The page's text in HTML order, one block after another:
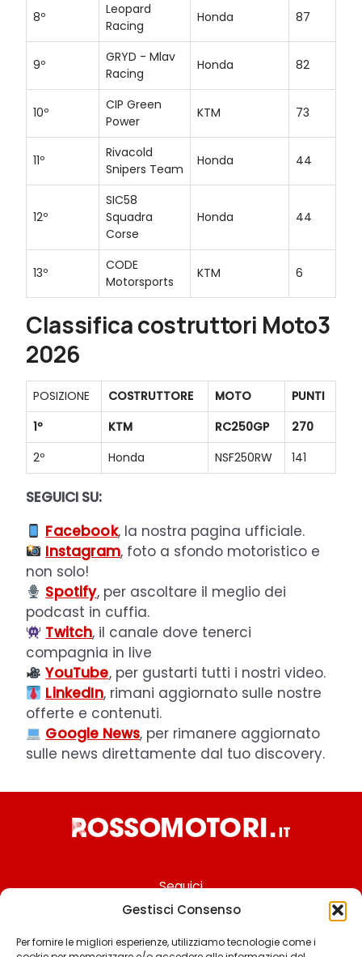
Gestisci Consenso
Per fornire le migliori esperienze, utilizziamo tecnologie come i
8º
Leopard
Racing
Honda 87
9º
GRYD - Mlav
Racing
Honda 82
10º
CIP Green
Power
KTM 73
11º
Rivacold
Snipers Team
Honda 44
12º
SIC58
Squadra
Corse
Honda 44
13º
CODE
Motorsports
KTM 6
Classifica costruttori Moto3
2026
POSIZIONE COSTRUTTORE MOTO
PUNTI
1º
KTM RC250GP
270
2º
Honda NSF250RW 141
SEGUICI SU:
Facebook, la nostra pagina ufficiale.
Instagram, foto a sfondo motoristico e
non solo!
Spotify, per ascoltare il meglio dei
podcast in cuffia.
Twitch, il canale dove tenerci
compagnia in live
YouTube, per gustarti tutti i nostri video.
LinkedIn, rimani aggiornato sulle nostre
offerte e contenuti.
Google News, per rimanere aggiornato
sulle news direttamente dal tuo discovery.
Seguici